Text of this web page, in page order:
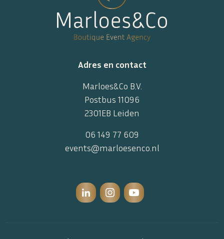
Adres en contact
Marloes&Co B.V.
Postbus 11096
2301EB Leiden
06 149 77 609
events@marloesenco.nl